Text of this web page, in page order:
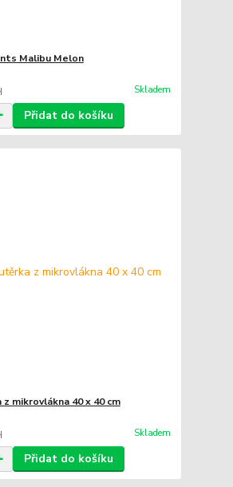
Malibu Melon
Skladem
Přidat do košíku
z mikrovlákna 40 x 40 cm
Skladem
Přidat do košíku